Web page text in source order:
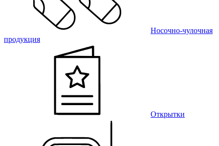
Носочно-чулочная
продукция
Открытки